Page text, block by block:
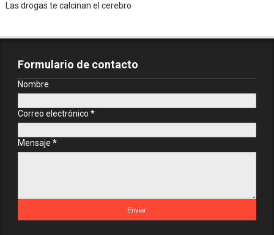
Las drogas te calcinan el cerebro
Formulario de contacto
Nombre
Correo electrónico *
Mensaje *